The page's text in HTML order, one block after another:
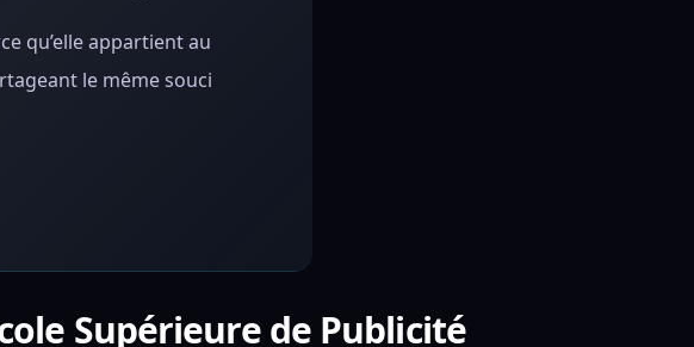
qu’elle appartient au
le même souci
Supérieure de Publicité